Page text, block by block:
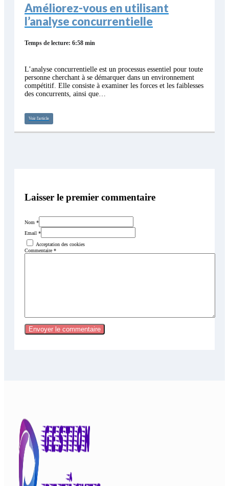
Améliorez-vous en utilisant
l’analyse concurrentielle
Temps de lecture: 6:58 min
L’analyse concurrentielle est un processus essentiel pour toute
personne cherchant à se démarquer dans un environnement
compétitif. Elle consiste à examiner les forces et les faiblesses
des concurrents, ainsi que…
Voir l'article
Laisser le premier commentaire
Nom *
Email *
Acceptation des cookies
Commentaire *